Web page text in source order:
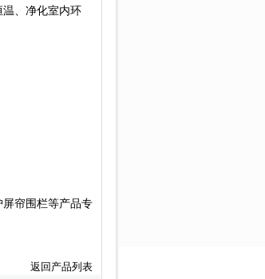
、净化室内环
帘围栏等产品专
返回产品列表